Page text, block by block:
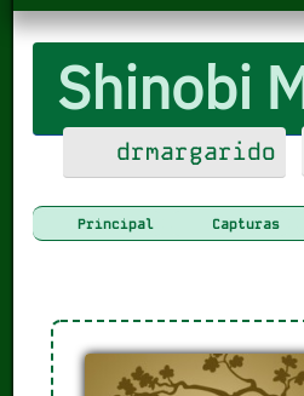
Shinobi
drmargarido
Principal Capturas